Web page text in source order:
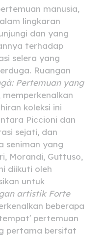
manusia,
lingkaran
dan yang
terhadap
selera yang
Ruangan
Pertemuan yang
memperkenalkan
koleksi ini
Piccioni dan
sejati, dan
seniman yang
Morandi, Guttuso,
diikuti oleh
untuk
artistik Forte
beberapa
pertemuan
pertama bersifat